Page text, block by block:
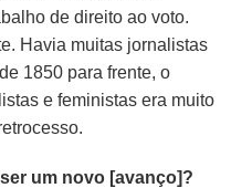
de direito ao voto.
Havia muitas jornalistas
1850 para frente, o
e feministas era muito
um novo [avanço]?